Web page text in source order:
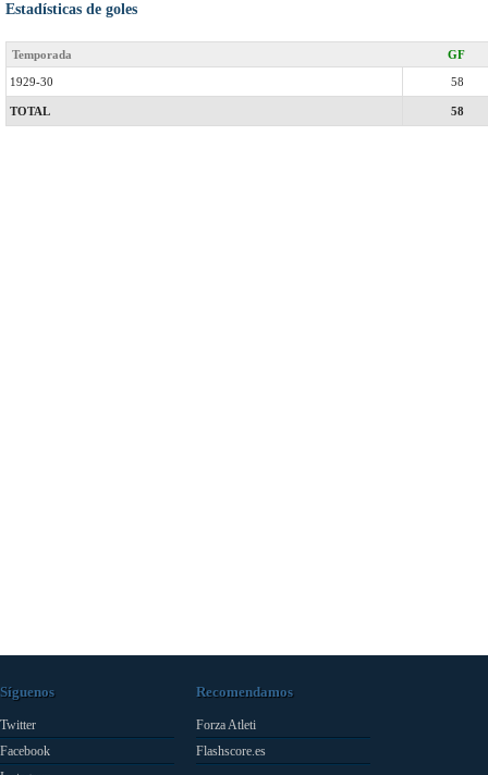
Estadísticas de goles
Temporada GF
1929-30 58
TOTAL 58
Síguenos
Twitter
Facebook
Recomendamos
Forza Atleti
Flashscore.es